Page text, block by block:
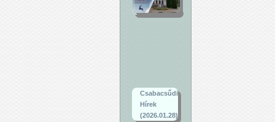
Csabacsűdi
Hírek
(2026.01.28)